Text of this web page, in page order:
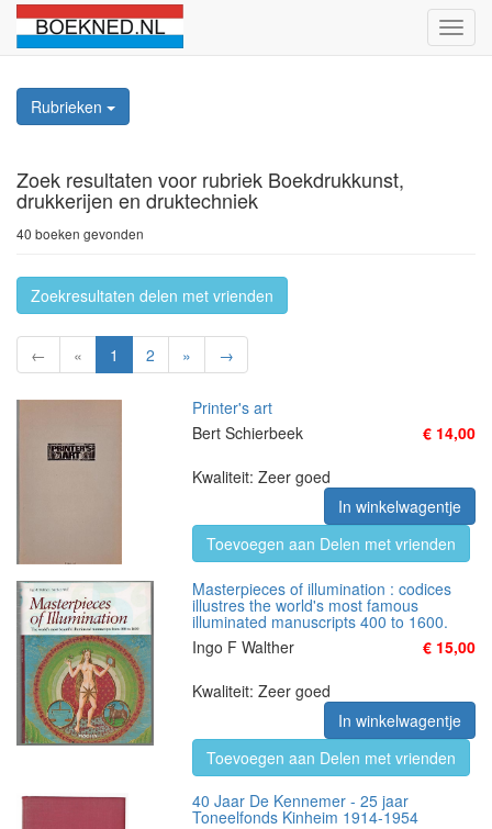
Rubrieken
Zoek resultaten voor rubriek Boekdrukkunst,
drukkerijen en druktechniek
40 boeken gevonden
Zoekresultaten delen met vrienden
← « 1 2 » →
Printer's art
Bert Schierbeek
€ 14,00
Kwaliteit: Zeer goed
In winkelwagentje
Toevoegen aan Delen met vrienden
Masterpieces of illumination : codices
illustres the world's most famous
illuminated manuscripts 400 to 1600.
Ingo F Walther
€ 15,00
Kwaliteit: Zeer goed
In winkelwagentje
Toevoegen aan Delen met vrienden
40 Jaar De Kennemer - 25 jaar
Toneelfonds Kinheim 1914-1954